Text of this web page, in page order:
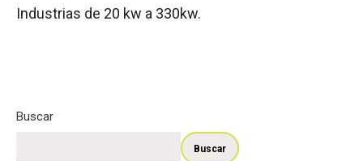
Industrias de 20 kw a 330kw.
Buscar
Buscar